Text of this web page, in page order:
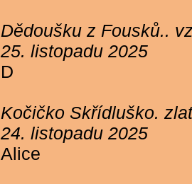
Dědoušku z Fousků..
25. listopadu 2025
D
Kočičko Skřídluško.
24. listopadu 2025
Alice